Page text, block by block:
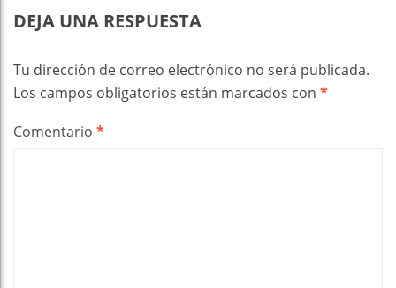
DEJA UNA RESPUESTA
Tu dirección de correo electrónico no será publicada.
Los campos obligatorios están marcados con *
Comentario *